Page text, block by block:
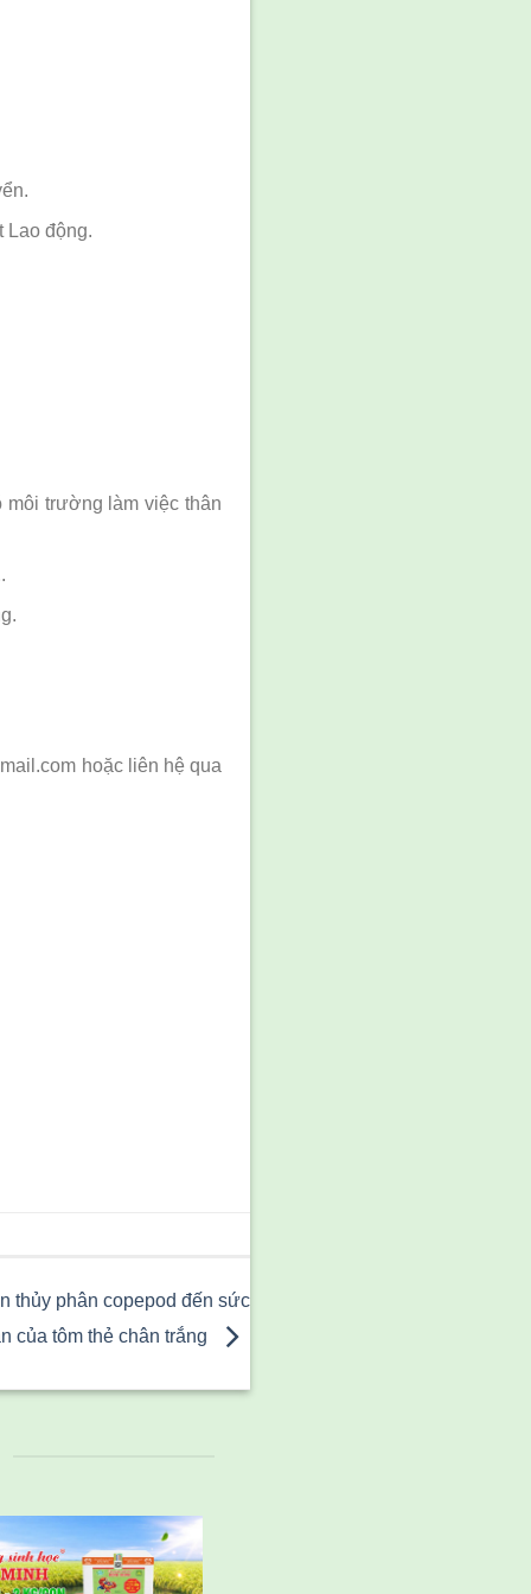
Lao động.
môi trường làm việc thân
hoặc liên hệ qua
thủy phân copepod đến sức
của tôm thẻ chân trắng